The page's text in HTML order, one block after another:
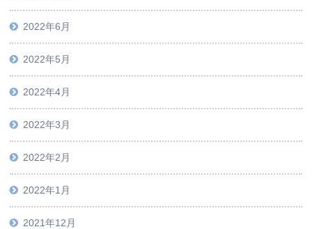
2022年6月
2022年5月
2022年4月
2022年3月
2022年2月
2022年1月
2021年12月